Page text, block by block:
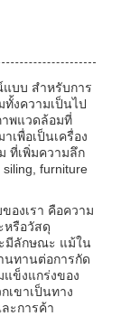
แบบ สําหรับการ
งความเป็นไป
าพแวดล้อมที่
พื่อเป็นเครื่อง
ที่เพิ่มความลึก
furniture
องเรา คือความ
หรือวัสดุ
มีลักษณะ แม้ใน
ทานต่อการกัด
แข็งแกร่งของ
เขาเป็นทาง
ะการค้า